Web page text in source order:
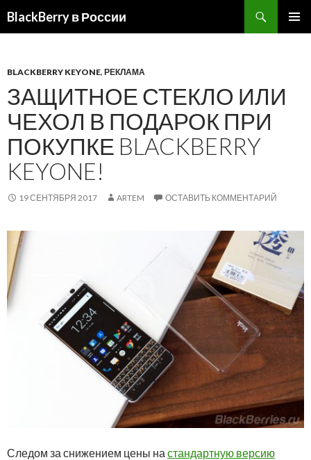
BlackBerry в России
BLACKBERRY KEYONE, РЕКЛАМА
ЗАЩИТНОЕ СТЕКЛО ИЛИ
ЧЕХОЛ В ПОДАРОК ПРИ
ПОКУПКЕ BLACKBERRY
KEYONE!
19 СЕНТЯБРЯ 2017 ARTEM ОСТАВИТЬ КОММЕНТАРИЙ
Следом за снижением цены на стандартную версию